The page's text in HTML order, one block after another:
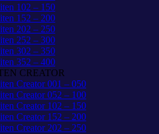
102 – 150
152 – 200
202 – 250
252 – 300
302 – 350
352 – 400
CREATOR
Creator 001 – 050
Creator 052 – 100
Creator 102 – 150
Creator 152 – 200
Creator 202 – 250